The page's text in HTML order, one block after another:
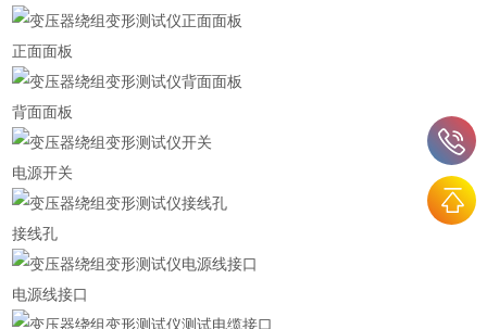
正面面板
背面面板
电源开关
接线孔
电源线接口